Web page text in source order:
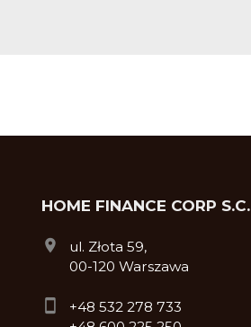
HOME FINANCE CORP S.C.
ul. Złota 59,
00-120 Warszawa
+48 532 278 733